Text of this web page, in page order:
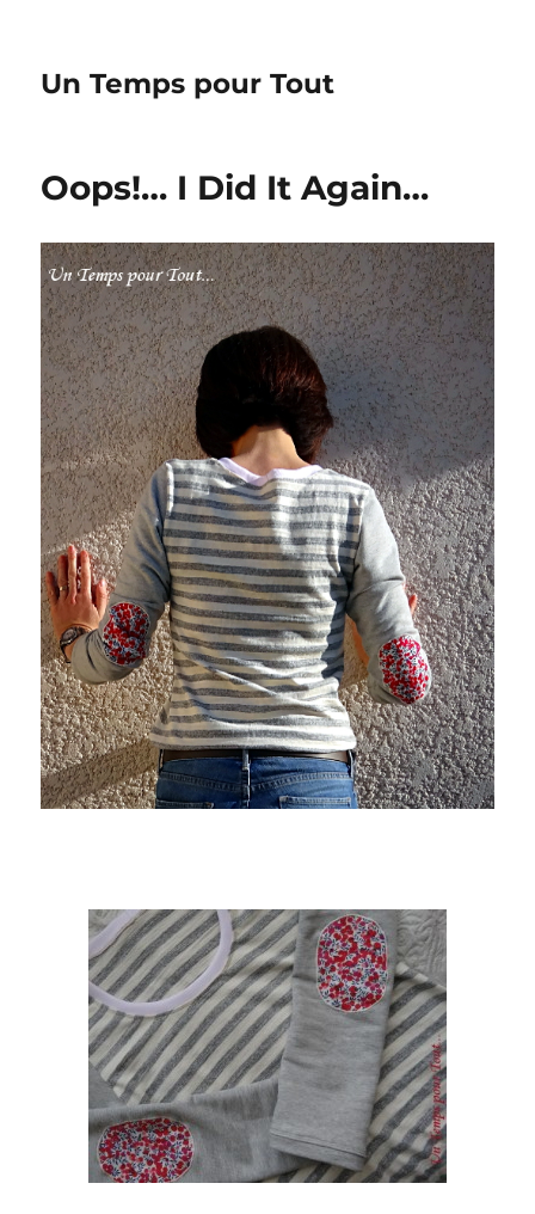
Un Temps pour Tout
Oops!… I Did It Again…